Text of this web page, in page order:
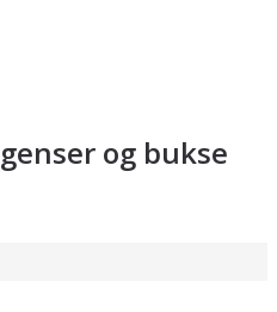
og bukse